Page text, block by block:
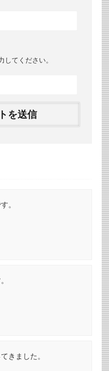
てください。
。
きました。